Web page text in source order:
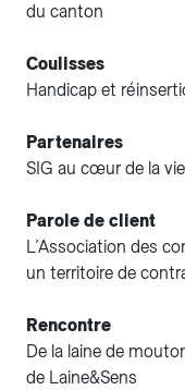
du canton
Coulisses
Handicap et
Partenaires
SIG au cœur de la
Parole de client
L’Association des
un territoire de
Rencontre
De la laine de
de Laine&Sens